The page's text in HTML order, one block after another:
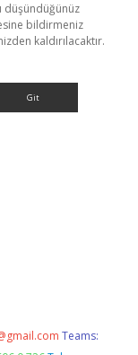
düşündüğünüz
bildirmeniz
kaldırılacaktır.
Teams: